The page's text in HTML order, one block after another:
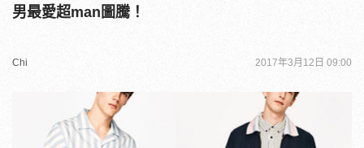
男最愛超man圖騰！
Chi 2017年3月12日 09:00